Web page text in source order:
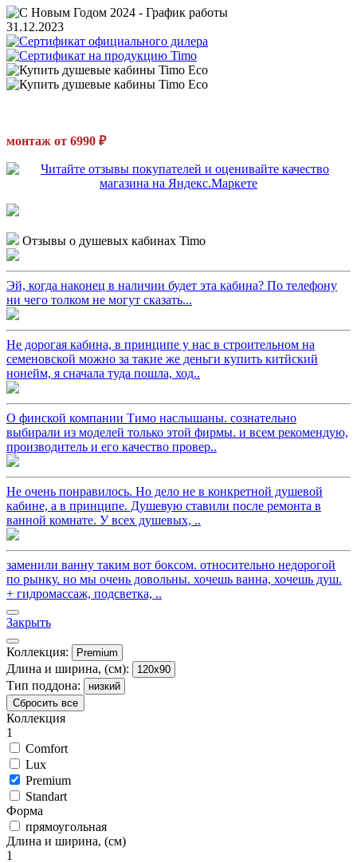
31.12.2023
монтаж от 6990 ₽
Отзывы о душевых кабинах Timo
Эй, когда наконец в наличии будет эта кабина? По телефону
ни чего толком не могут сказать...
Не дорогая кабина, в принципе у нас в строительном на
семеновской можно за такие же деньги купить китйский
нонейм, я сначала туда пошла, ход..
О финской компании Тимо наслышаны. сознательно
выбирали из моделей только этой фирмы. и всем рекомендую,
производитель и его качество провер..
Не очень понравилось. Но дело не в конкретной душевой
кабине, а в принципе. Душевую ставили после ремонта в
ванной комнате. У всех душевых, ..
заменили ванну таким вот боксом. относительно недорогой
по рынку. но мы очень довольны. хочешь ванна, хочешь душ.
+ гидромассаж, подсветка, ..
Закрыть
Коллекция: Premium
Длина и ширина, (см): 120x90
Тип поддона:
низкий
Сбросить все
Коллекция
1
Comfort
Lux
Premium
Standart
Форма
прямоугольная
Длина и ширина, (см)
1